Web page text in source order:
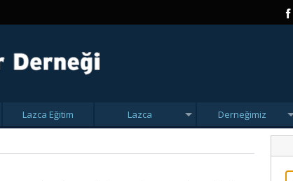
Lazca Eğitim Lazca Derneğimiz